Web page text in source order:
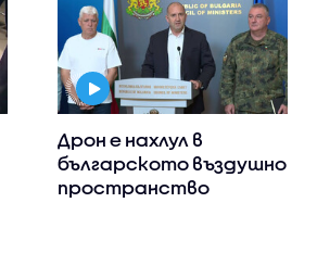
Дрон е нахлул в
българското въздушно
пространство